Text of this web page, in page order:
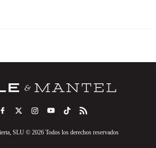
SLU © 2026 Todos los derechos reservados